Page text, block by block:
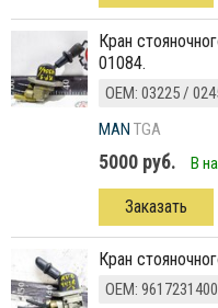
кран стояночного тормоза (ручник) б/у \ ОЕМ:
01084.
ОЕМ: 03225 /
MAN TGA
5000 руб. В
Заказать
кран
ОЕМ: